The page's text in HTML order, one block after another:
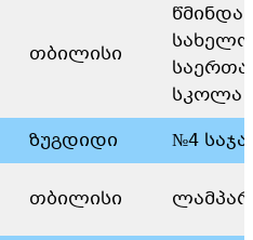
თბილისი
წმინდა
სკოლა
ზუგდიდი №4
თბილისი